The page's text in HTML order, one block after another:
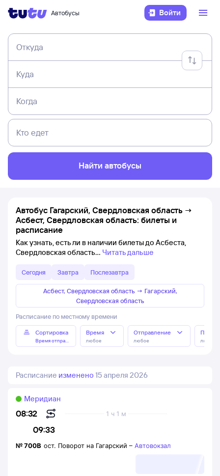
Автобусы Войти
Откуда
Куда
Когда
Кто едет
Найти автобусы
Автобус Гагарский, Свердловская область →
Асбест, Свердловская область: билеты и
расписание
Как узнать, есть ли в наличии билеты до Асбеста,
Свердловская область
Читать дальше
Сегодня Завтра Послезавтра
Асбест, Свердловская область → Гагарский,
Свердловская область
Расписание по местному времени
Сортировка
Время отправления
Время
любое
Отправление
любое любое
Расписание изменено 15 апреля 2026
08:32
09:33
1 ч 1 м
Меридиан
№700В ост. Поворот на Гагарский – Автовокзал